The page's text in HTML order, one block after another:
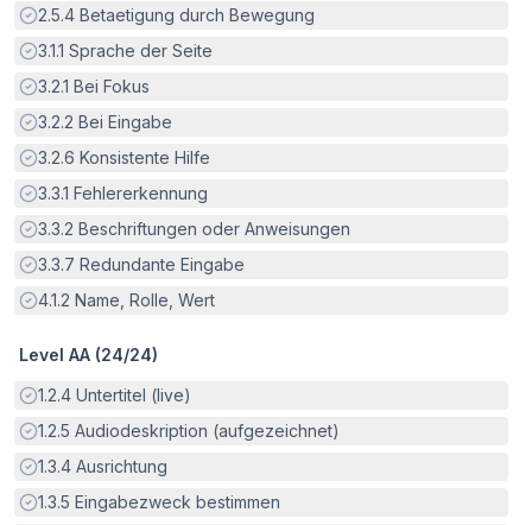
Erfüllt:
2.5.4 Betaetigung durch Bewegung
Erfüllt:
3.1.1 Sprache der Seite
Erfüllt:
3.2.1 Bei Fokus
Erfüllt:
3.2.2 Bei Eingabe
Erfüllt:
3.2.6 Konsistente Hilfe
Erfüllt:
3.3.1 Fehlererkennung
Erfüllt:
3.3.2 Beschriftungen oder Anweisungen
Erfüllt:
3.3.7 Redundante Eingabe
Erfüllt:
4.1.2 Name, Rolle, Wert
Level AA (24/24)
Erfüllt:
1.2.4 Untertitel (live)
Erfüllt:
1.2.5 Audiodeskription (aufgezeichnet)
Erfüllt:
1.3.4 Ausrichtung
Erfüllt:
1.3.5 Eingabezweck bestimmen